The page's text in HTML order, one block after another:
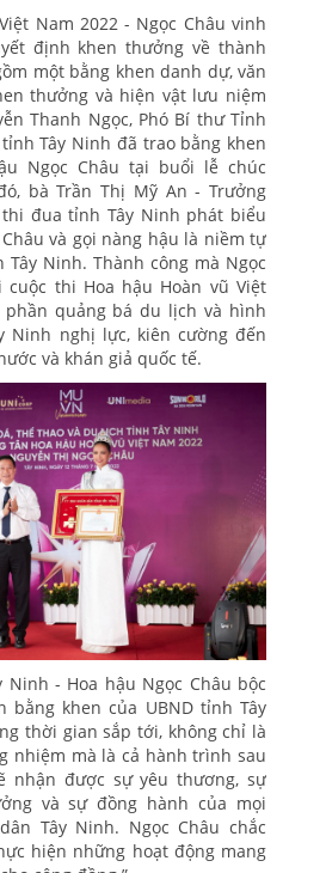
Nam 2022 - Ngọc Châu vinh
định khen thưởng về thành
một bằng khen danh dự, văn
thưởng và hiện vật lưu niệm
Thanh Ngọc, Phó Bí thư Tỉnh
Tây Ninh đã trao bằng khen
Ngọc Châu tại buổi lễ chúc
bà Trần Thị Mỹ An - Trưởng
đua tỉnh Tây Ninh phát biểu
và gọi nàng hậu là niềm tự
Tây Ninh. Thành công mà Ngọc
cuộc thi Hoa hậu Hoàn vũ Việt
phần quảng bá du lịch và hình
Ninh nghị lực, kiên cường đến
và khán giả quốc tế.
Ninh - Hoa hậu Ngọc Châu bộc
bằng khen của UBND tỉnh Tây
thời gian sắp tới, không chỉ là
nhiệm mà là cả hành trình sau
nhận được sự yêu thương, sự
và sự đồng hành của mọi
Tây Ninh. Ngọc Châu chắc
hiện những hoạt động mang